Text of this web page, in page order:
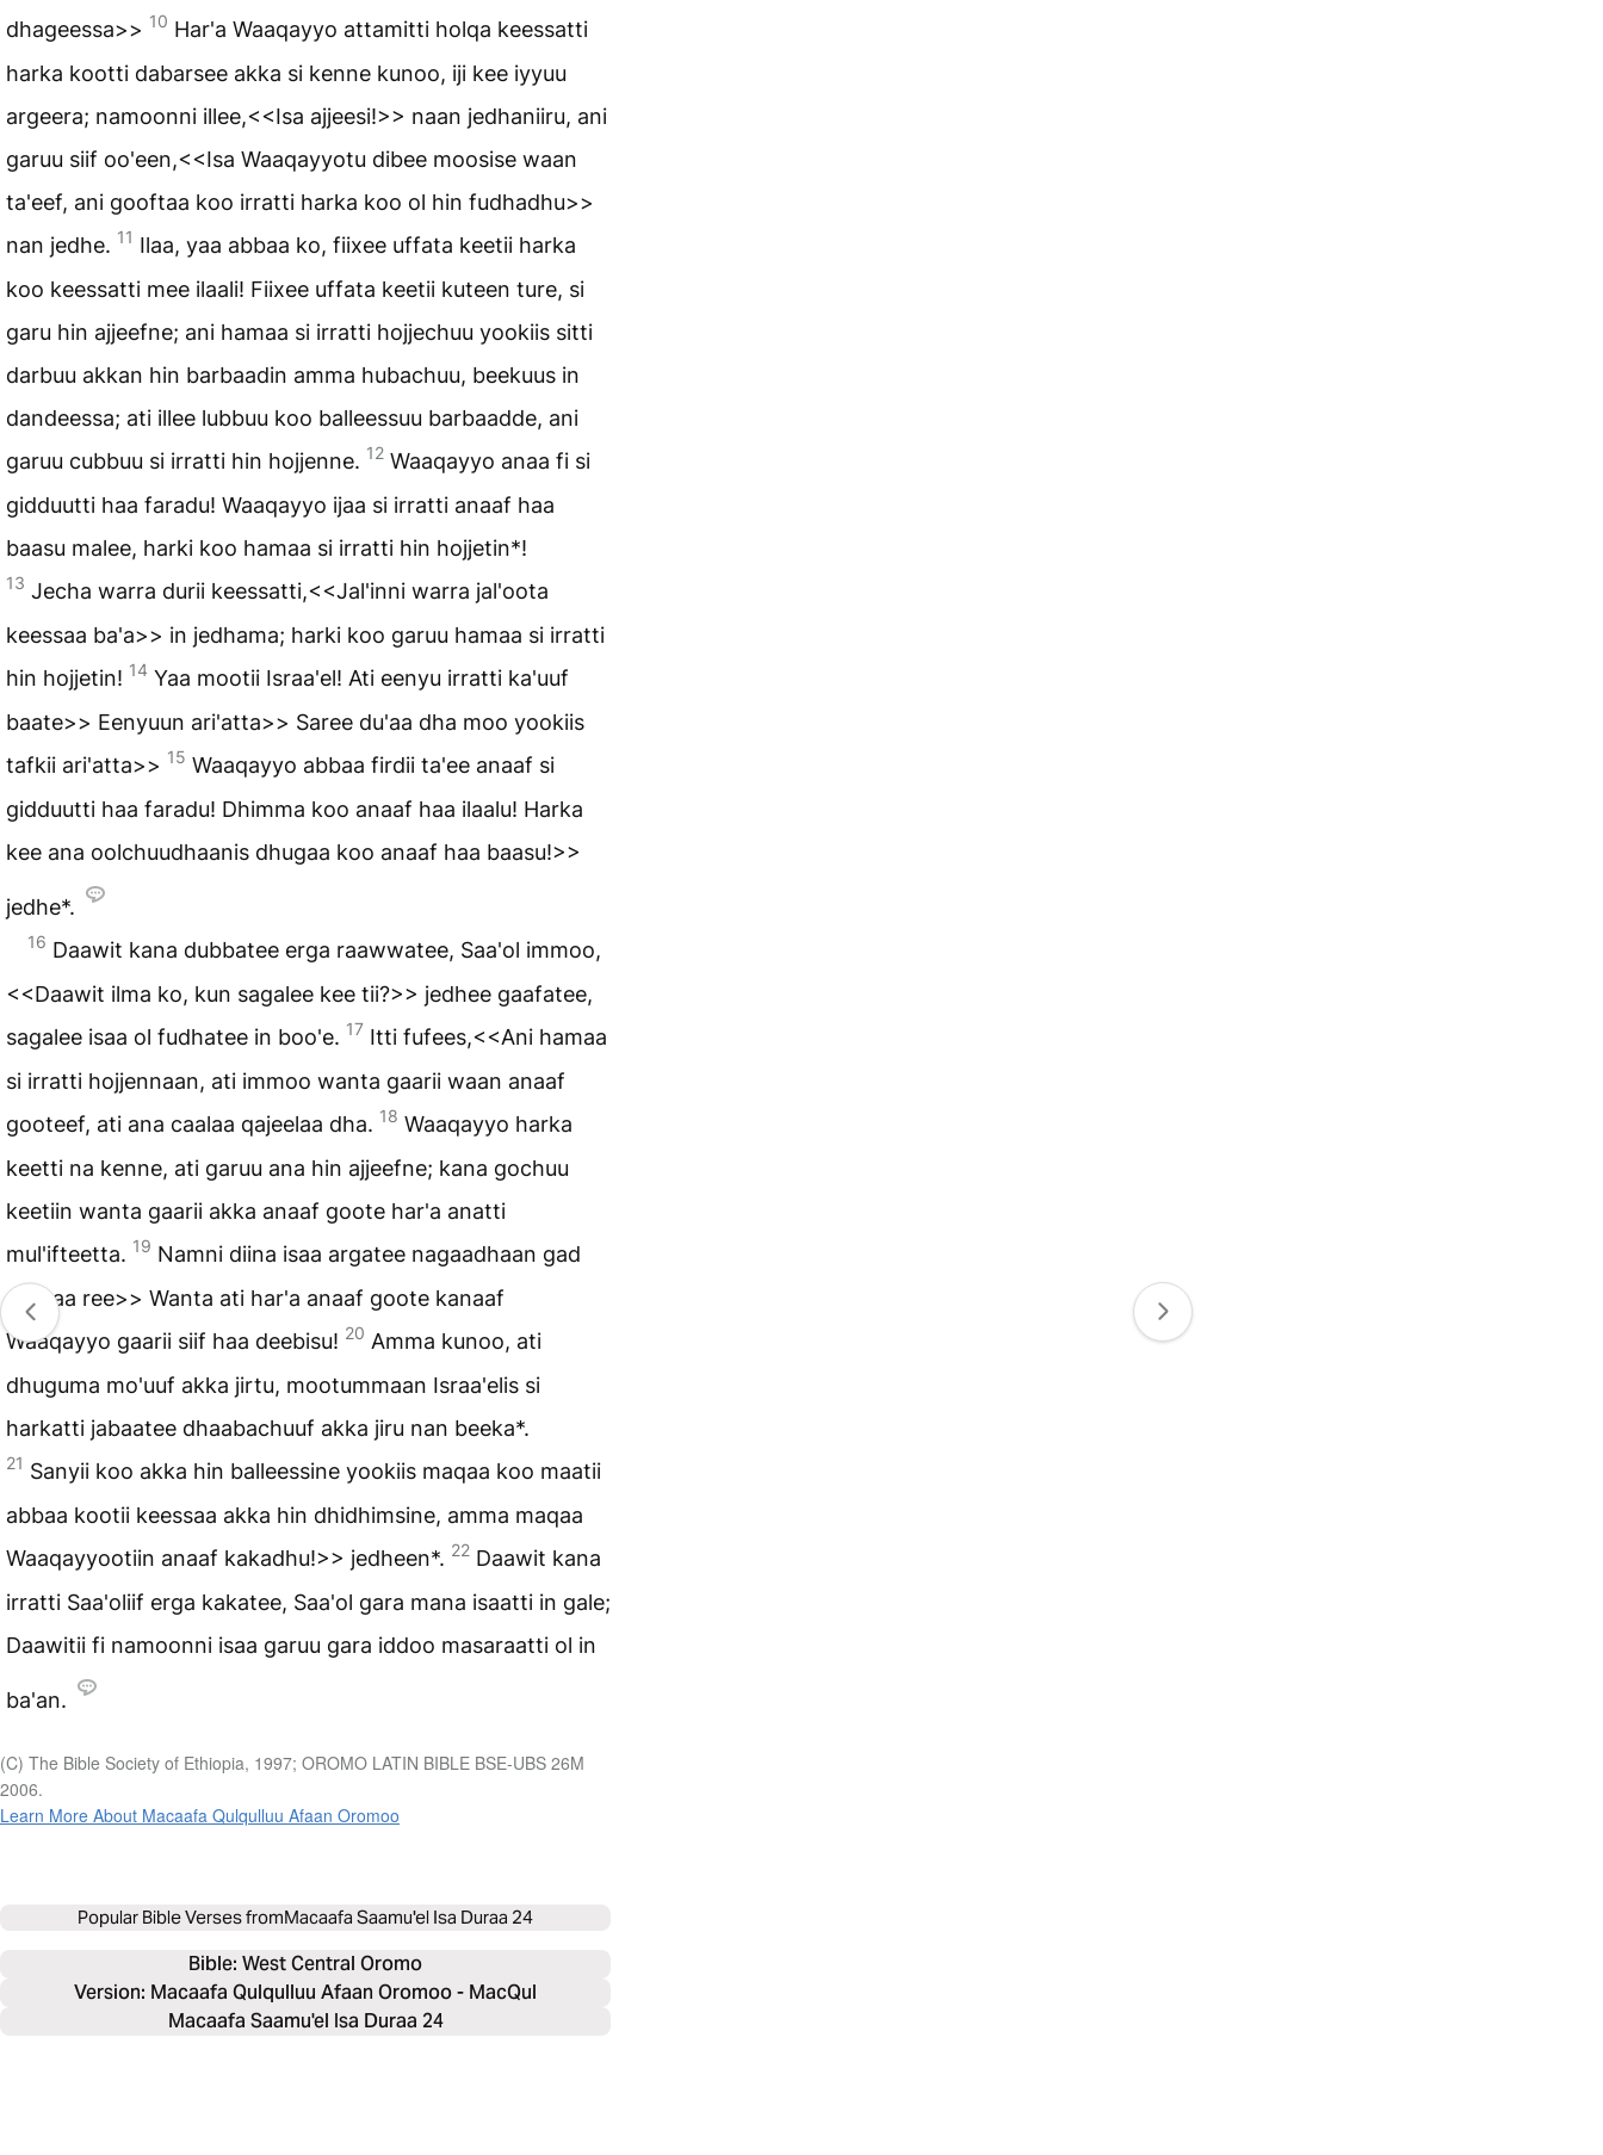
dhageessa>> 10 Har'a Waaqayyo attamitti holqa keessatti
harka kootti dabarsee akka si kenne kunoo, iji kee iyyuu
argeera; namoonni illee,<<Isa ajjeesi!>> naan jedhaniiru, ani
garuu siif oo'een,<<Isa Waaqayyotu dibee moosise waan
ta'eef, ani gooftaa koo irratti harka koo ol hin fudhadhu>>
nan jedhe. 11 Ilaa, yaa abbaa ko, fiixee uffata keetii harka
koo keessatti mee ilaali! Fiixee uffata keetii kuteen ture, si
garu hin ajjeefne; ani hamaa si irratti hojjechuu yookiis sitti
darbuu akkan hin barbaadin amma hubachuu, beekuus in
dandeessa; ati illee lubbuu koo balleessuu barbaadde, ani
garuu cubbuu si irratti hin hojjenne. 12 Waaqayyo anaa fi si
gidduutti haa faradu! Waaqayyo ijaa si irratti anaaf haa
baasu malee, harki koo hamaa si irratti hin hojjetin*!
13 Jecha warra durii keessatti,<<Jal'inni warra jal'oota
keessaa ba'a>> in jedhama; harki koo garuu hamaa si irratti
hin hojjetin! 14 Yaa mootii Israa'el! Ati eenyu irratti ka'uuf
baate>> Eenyuun ari'atta>> Saree du'aa dha moo yookiis
tafkii ari'atta>> 15 Waaqayyo abbaa firdii ta'ee anaaf si
gidduutti haa faradu! Dhimma koo anaaf haa ilaalu! Harka
kee ana oolchuudhaanis dhugaa koo anaaf haa baasu!>>
jedhe*.
16 Daawit kana dubbatee erga raawwatee, Saa'ol immoo,
<<Daawit ilma ko, kun sagalee kee tii?>> jedhee gaafatee,
sagalee isaa ol fudhatee in boo'e. 17 Itti fufees,<<Ani hamaa
si irratti hojjennaan, ati immoo wanta gaarii waan anaaf
gooteef, ati ana caalaa qajeelaa dha. 18 Waaqayyo harka
keetti na kenne, ati garuu ana hin ajjeefne; kana gochuu
keetiin wanta gaarii akka anaaf goote har'a anatti
mul'ifteetta. 19 Namni diina isaa argatee nagaadhaan gad
dhiisaa ree>> Wanta ati har'a anaaf goote kanaaf
Waaqayyo gaarii siif haa deebisu! 20 Amma kunoo, ati
dhuguma mo'uuf akka jirtu, mootummaan Israa'elis si
harkatti jabaatee dhaabachuuf akka jiru nan beeka*.
21 Sanyii koo akka hin balleessine yookiis maqaa koo maatii
abbaa kootii keessaa akka hin dhidhimsine, amma maqaa
Waaqayyootiin anaaf kakadhu!>> jedheen*. 22 Daawit kana
irratti Saa'oliif erga kakatee, Saa'ol gara mana isaatti in gale;
Daawitii fi namoonni isaa garuu gara iddoo masaraatti ol in
ba'an.
(C) The Bible Society of Ethiopia, 1997; OROMO LATIN BIBLE BSE-UBS 26M
2006.
Learn More About Macaafa Qulqulluu Afaan Oromoo
Popular Bible Verses fromMacaafa Saamu'el Isa Duraa 24
Bible: West Central Oromo
Version: Macaafa Qulqulluu Afaan Oromoo - MacQul
Macaafa Saamu'el Isa Duraa 24